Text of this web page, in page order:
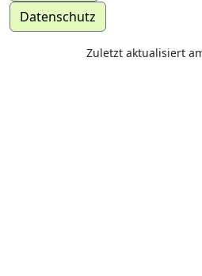
Datenschutz
Zuletzt aktualisiert